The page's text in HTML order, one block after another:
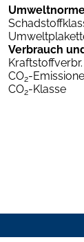
Verbrauch
CO2-
CO2-Klasse